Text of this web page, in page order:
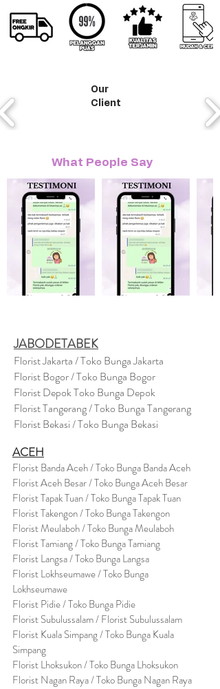
Our
Client
What People Say
JABODETABEK
Florist Jakarta / Toko Bunga Jakarta
Florist Bogor / Toko Bunga Bogor
Florist Depok Toko Bunga Depok
Florist Tangerang / Toko Bunga Tangerang
Florist Bekasi / Toko Bunga Bekasi
ACEH
Florist Banda Aceh / Toko Bunga Banda Aceh
Florist Aceh Besar / Toko Bunga Aceh Besar
Florist Tapak Tuan / Toko Bunga Tapak Tuan
Florist Takengon / Toko Bunga Takengon
Florist Meulaboh / Toko Bunga Meulaboh
Florist Tamiang / Toko Bunga Tamiang
Florist Langsa / Toko Bunga Langsa
Florist Lokhseumawe / Toko Bunga
Lokhseumawe
Florist Pidie / Toko Bunga Pidie
Florist Subulussalam / Florist Subulussalam
Florist Kuala Simpang / Toko Bunga Kuala
Simpang
Florist Lhoksukon / Toko Bunga Lhoksukon
Florist Nagan Raya / Toko Bunga Nagan Raya